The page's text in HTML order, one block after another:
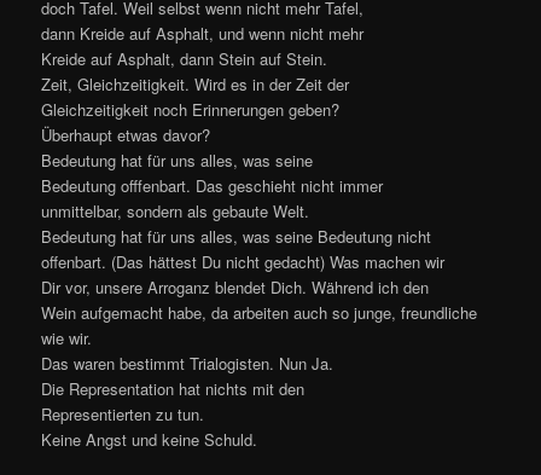
doch Tafel. Weil selbst wenn nicht mehr Tafel,
dann Kreide auf Asphalt, und wenn nicht mehr
Kreide auf Asphalt, dann Stein auf Stein.
Zeit, Gleichzeitigkeit. Wird es in der Zeit der
Gleichzeitigkeit noch Erinnerungen geben?
Überhaupt etwas davor?
Bedeutung hat für uns alles, was seine
Bedeutung offfenbart. Das geschieht nicht immer
unmittelbar, sondern als gebaute Welt.
Bedeutung hat für uns alles, was seine Bedeutung nicht
offenbart. (Das hättest Du nicht gedacht) Was machen wir
Dir vor, unsere Arroganz blendet Dich. Während ich den
Wein aufgemacht habe, da arbeiten auch so junge, freundliche
wie wir.
Das waren bestimmt Trialogisten. Nun Ja.
Die Representation hat nichts mit den
Representierten zu tun.
Keine Angst und keine Schuld.